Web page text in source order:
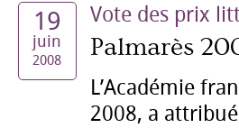
19
juin
2008
Vote des prix
Palmarès
L’Académie
2008, a